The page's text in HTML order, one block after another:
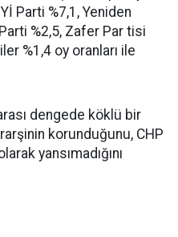
Parti %7,1, Yeniden
%2,5, Zafer Par tisi
%1,4 oy oranları ile
dengede köklü bir
korunduğunu, CHP
yansımadığını